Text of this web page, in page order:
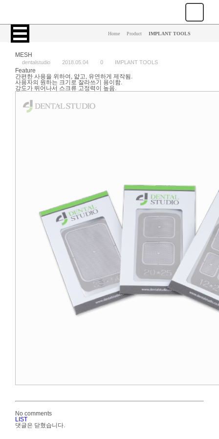
Home Product IMPLANT TOOLS
MESH
dentalstudio 2018.05.04 0 IMPLANT TOOLS
Feature
간편한 사용을 위하여, 얇고, 유연하게 제작됨.
사용자의 원하는 크기로 잘라쓰기 용이함.
강도가 뛰어나서 스크류 고정력이 높음.
No comments
LIST
댓글은 닫혔습니다.